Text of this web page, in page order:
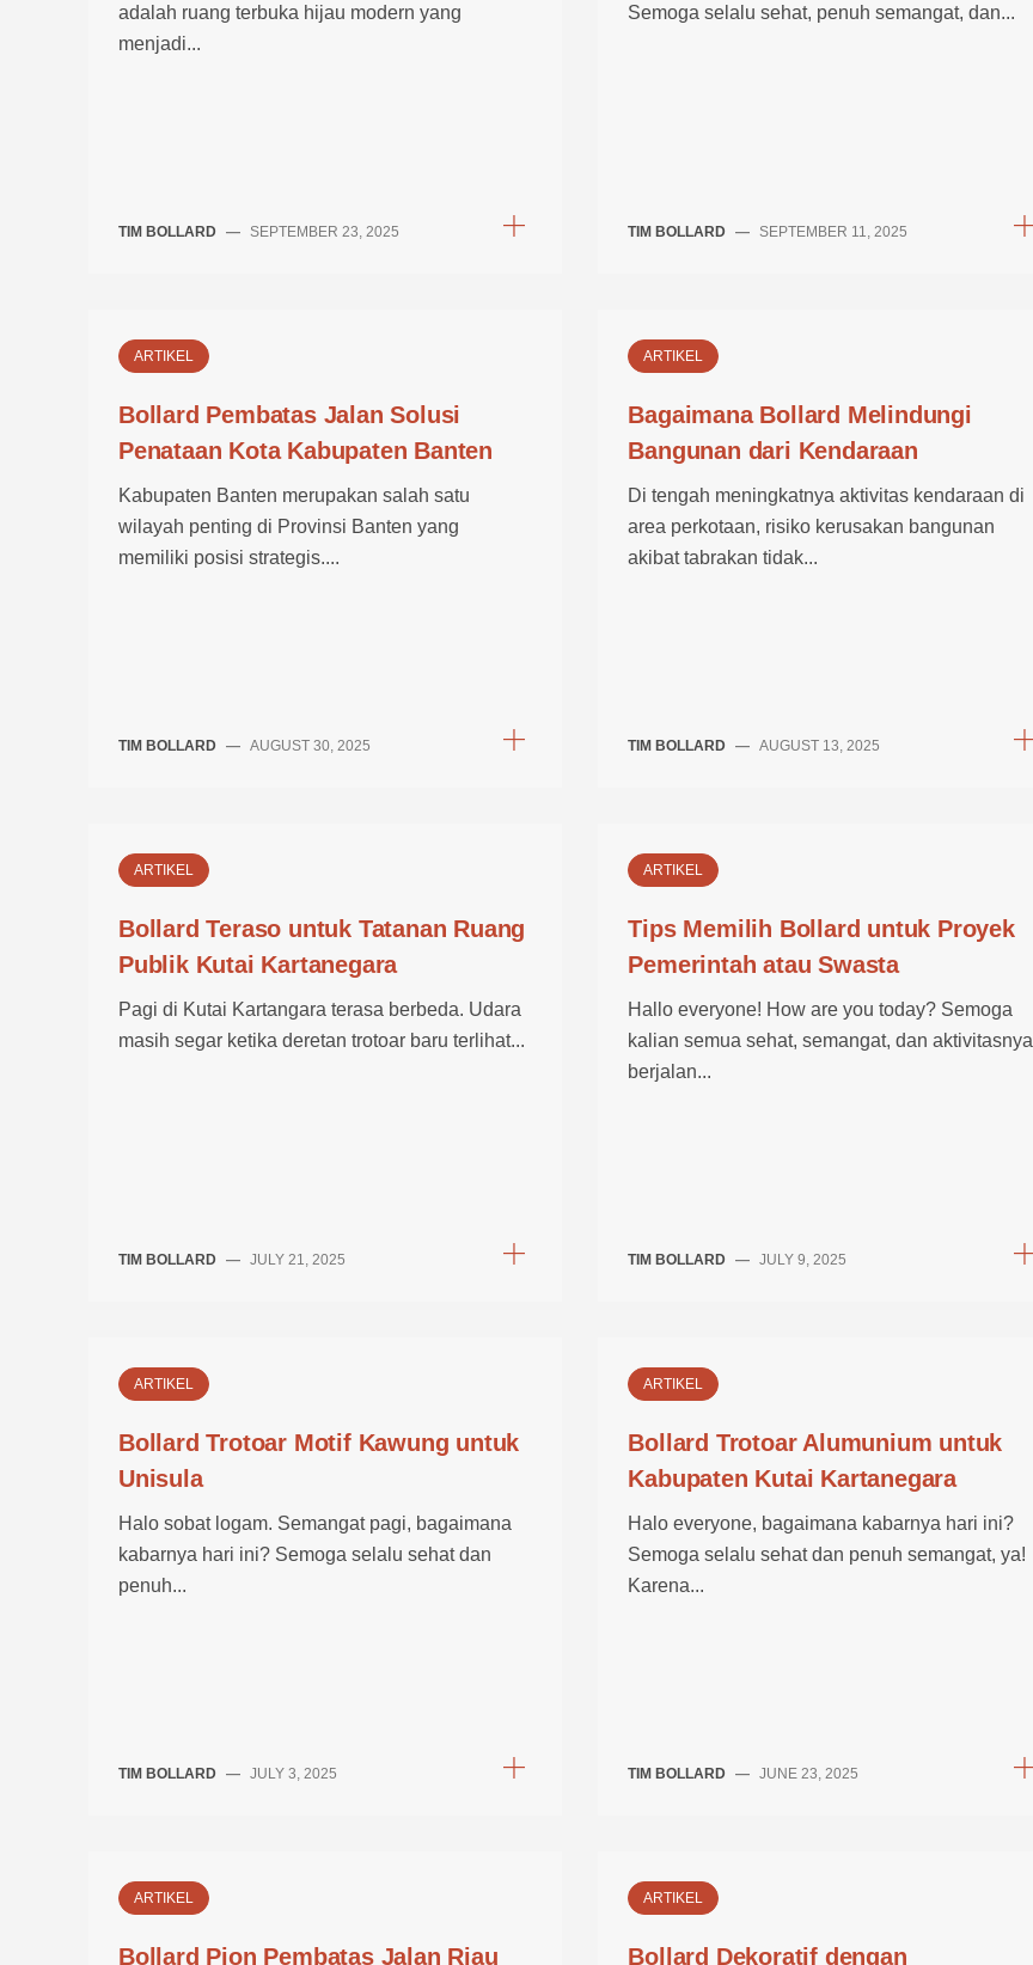
adalah ruang terbuka hijau modern yang
menjadi...
TIM BOLLARD — SEPTEMBER 23, 2025
Semoga selalu sehat, penuh semangat, dan...
TIM BOLLARD — SEPTEMBER 11, 2025
ARTIKEL
Bollard Pembatas Jalan Solusi
Penataan Kota Kabupaten Banten
Kabupaten Banten merupakan salah satu
wilayah penting di Provinsi Banten yang
memiliki posisi strategis....
TIM BOLLARD — AUGUST 30, 2025
ARTIKEL
Bagaimana Bollard Melindungi
Bangunan dari Kendaraan
Di tengah meningkatnya aktivitas kendaraan di
area perkotaan, risiko kerusakan bangunan
akibat tabrakan tidak...
TIM BOLLARD — AUGUST 13, 2025
ARTIKEL
Bollard Teraso untuk Tatanan Ruang
Publik Kutai Kartanegara
Pagi di Kutai Kartangara terasa berbeda. Udara
masih segar ketika deretan trotoar baru terlihat...
TIM BOLLARD — JULY 21, 2025
ARTIKEL
Tips Memilih Bollard untuk Proyek
Pemerintah atau Swasta
Hallo everyone! How are you today? Semoga
kalian semua sehat, semangat, dan aktivitasnya
berjalan...
TIM BOLLARD — JULY 9, 2025
ARTIKEL
Bollard Trotoar Motif Kawung untuk
Unisula
Halo sobat logam. Semangat pagi, bagaimana
kabarnya hari ini? Semoga selalu sehat dan
penuh...
TIM BOLLARD — JULY 3, 2025
ARTIKEL
Bollard Trotoar Alumunium untuk
Kabupaten Kutai Kartanegara
Halo everyone, bagaimana kabarnya hari ini?
Semoga selalu sehat dan penuh semangat, ya!
Karena...
TIM BOLLARD — JUNE 23, 2025
ARTIKEL
Bollard Pion Pembatas Jalan Riau
ARTIKEL
Bollard Dekoratif dengan